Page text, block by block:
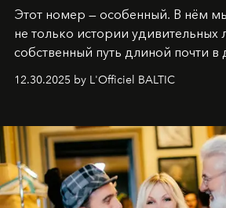
Этот номер — особенный. В нём
не только истории
собственный путь длиной почти в
души говорим спасибо каждому,
самыми искренними
командаL’Officiel Baltic .
12.30.2025 by L'Officiel BALTIC